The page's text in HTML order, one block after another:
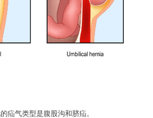
疝气类型是腹股沟和脐疝。